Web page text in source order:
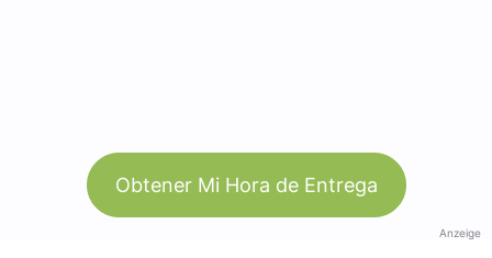
Obtener Mi Hora de Entrega
Anzeige